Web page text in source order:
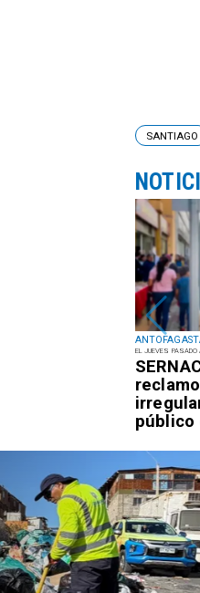
EL JUEVES
público
SANTIAGO
Salud